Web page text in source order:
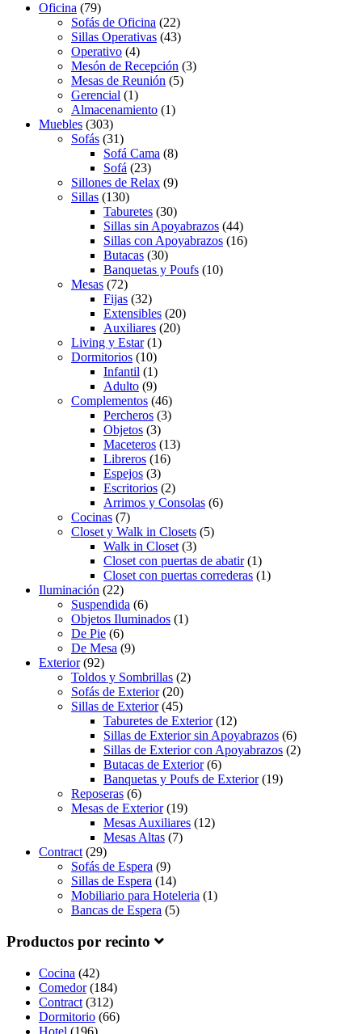
Oficina (79)
Sofás de Oficina (22)
Sillas Operativas (43)
Operativo (4)
Mesón de Recepción (3)
Mesas de Reunión (5)
Gerencial (1)
Almacenamiento (1)
Muebles (303)
Sofás (31)
Sofá Cama (8)
Sofá (23)
Sillones de Relax (9)
Sillas (130)
Taburetes (30)
Sillas sin Apoyabrazos (44)
Sillas con Apoyabrazos (16)
Butacas (30)
Banquetas y Poufs (10)
Mesas (72)
Fijas (32)
Extensibles (20)
Auxiliares (20)
Living y Estar(1)
Dormitorios (10)
Infantil (1)
Adulto (9)
Complementos (46)
Percheros (3)
Objetos (3)
Maceteros (13)
Libreros (16)
Espejos (3)
Escritorios (2)
Arrimos y Consolas (6)
Cocinas (7)
Closet y Walk in Closets (5)
Walk in Closet (3)
Closet con puertas de abatir(1)
Closet con puertas correderas (1)
Iluminación (22)
Suspendida (6)
Objetos Iluminados (1)
De Pie (6)
De Mesa (9)
Exterior(92)
Toldos y Sombrillas (2)
Sofás de Exterior(20)
Sillas de Exterior(45)
Taburetes de Exterior(12)
Sillas de Exterior sin Apoyabrazos (6)
Sillas de Exterior con Apoyabrazos (2)
Butacas de Exterior(6)
Banquetas y Poufs de Exterior(19)
Reposeras (6)
Mesas de Exterior(19)
Mesas Auxiliares (12)
Mesas Altas (7)
Contract (29)
Sofás de Espera (9)
Sillas de Espera (14)
Mobiliario para Hoteleria (1)
Bancas de Espera (5)
Productos por recinto
Cocina (42)
Comedor(184)
Contract (312)
Dormitorio (66)
Hotel (196)